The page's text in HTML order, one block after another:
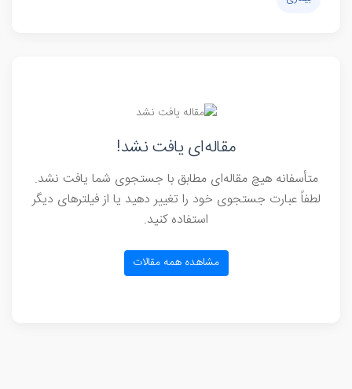
مقاله‌ای یافت نشد!
متأسفانه هیچ مقاله‌ای مطابق با جستجوی شما یافت نشد.
لطفاً عبارت جستجوی خود را تغییر دهید یا از فیلترهای دیگر
استفاده کنید.
مشاهده همه مقالات